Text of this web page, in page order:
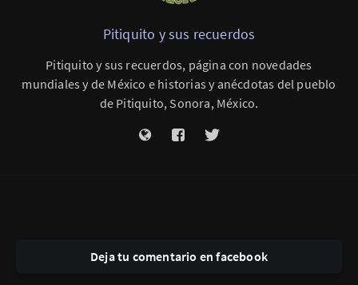
Pitiquito y sus recuerdos
Pitiquito y sus recuerdos, página con novedades
mundiales y de México e historias y anécdotas del pueblo
de Pitiquito, Sonora, México.
Deja tu comentario en facebook